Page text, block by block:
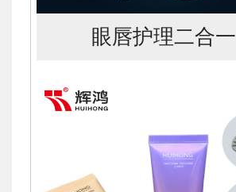
眼唇护理二合一